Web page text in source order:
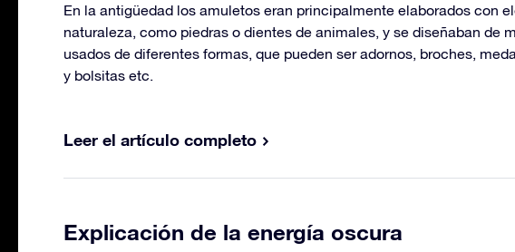
En la antigüedad los amuletos eran principalmente elaborados con
naturaleza, como piedras o dientes de animales, y se diseñaban de
usados de diferentes formas, que pueden ser adornos, broches,
y bolsitas etc.
Leer el artículo completo
Explicación de la energía oscura